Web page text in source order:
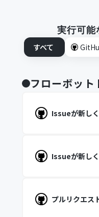
実行可能
すべて
フローボット
Issueが新し
Issueが新し
プルリクエス